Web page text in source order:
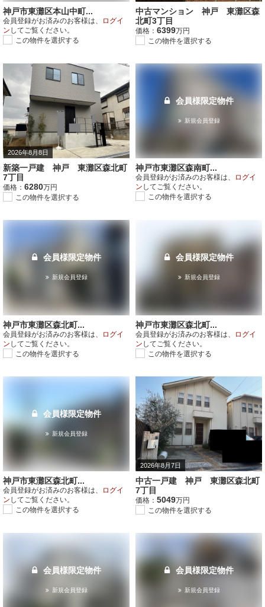
神戸市東灘区本山中町...
会員登録がお済みのお客様は、
ログイ
ン してご覧ください。
この物件を選択する
中古マンション 神戸 東灘区森
北町3丁目
価格： 6399万円
この物件を選択する
2026年8月8日
新築一戸建 神戸 東灘区森北町
7丁目
価格： 6280万円
この物件を選択する
会員様限定物件
新規会員登録
神戸市東灘区森南町...
会員登録がお済みのお客様は、
ログイ
ン してご覧ください。
この物件を選択する
会員様限定物件
新規会員登録
神戸市東灘区森北町...
会員登録がお済みのお客様は、
ログイ
ン してご覧ください。
この物件を選択する
会員様限定物件
新規会員登録
神戸市東灘区森北町...
会員登録がお済みのお客様は、
ログイ
ン してご覧ください。
この物件を選択する
会員様限定物件
新規会員登録
神戸市東灘区森北町...
会員登録がお済みのお客様は、
ログイ
ン してご覧ください。
この物件を選択する
2026年8月7日
中古一戸建 神戸 東灘区森北町
7丁目
価格： 5049万円
この物件を選択する
会員様限定物件
新規会員登録
会員様限定物件
新規会員登録